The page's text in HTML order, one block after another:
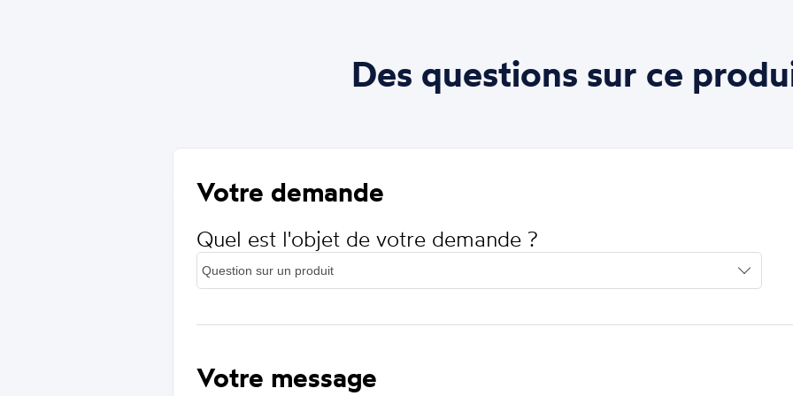
Des questions sur ce
Votre demande
Quel est l'objet de votre demande ?
Votre message